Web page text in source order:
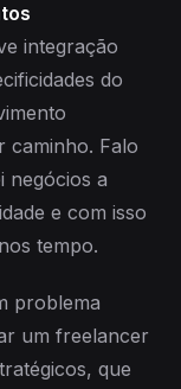
integração
do
caminho. Falo
negócios a
e com isso
tempo.
problema
um freelancer
que